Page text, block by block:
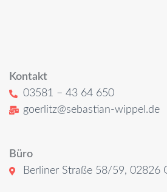
Kontakt
03581 – 43 64 650
goerlitz@sebastian-wippel.de
Büro
Berliner Straße 58/59, 02826